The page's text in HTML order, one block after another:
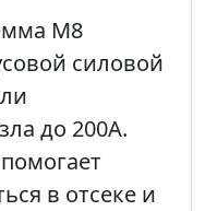
М8
силовой
до 200А.
в отсеке и